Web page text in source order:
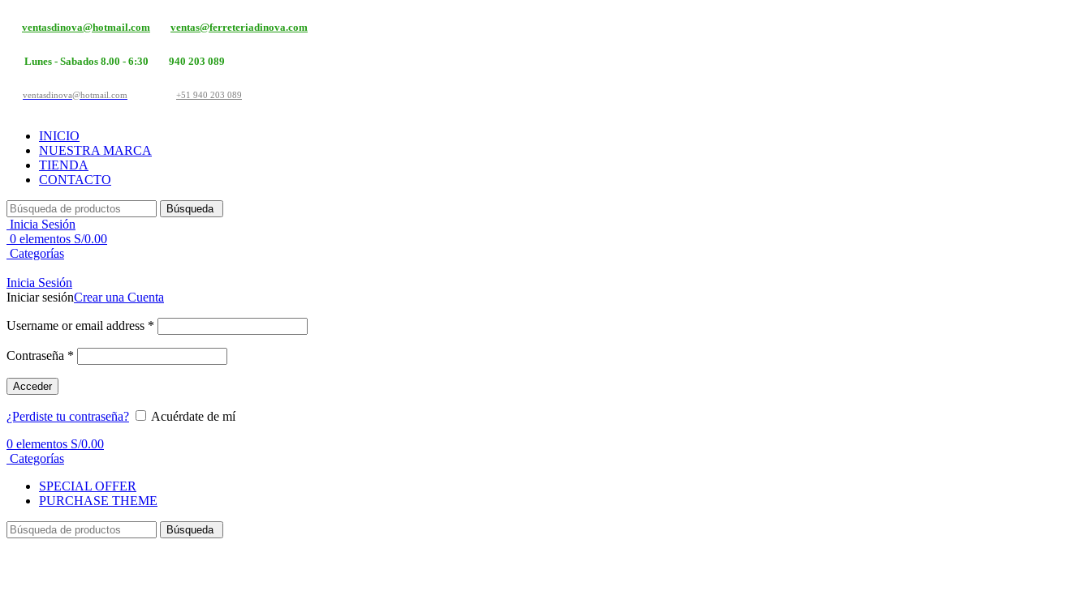
ventasdinova@hotmail.com ventas@ferreteriadinova.com
Lunes - Sabados 8.00 - 6:30 940 203 089
ventasdinova@hotmail.com +51 940 203 089
INICIO
NUESTRA MARCA
TIENDA
CONTACTO
Búsqueda
Inicia Sesión
0 elementos S/0.00
Categorías
Inicia Sesión
Iniciar sesiónCrear una Cuenta
Username or email address *
Contraseña *
Acceder
¿Perdiste tu contraseña?
Acuérdate de mí
0 elementos S/0.00
Categorías
SPECIAL OFFER
PURCHASE THEME
Búsqueda